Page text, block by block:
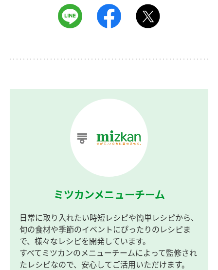
ミツカンメニューチーム
日常に取り入れたい時短レシピや簡単レシピから、
旬の食材や季節のイベントにぴったりのレシピま
で、様々なレシピを開発しています。
すべてミツカンのメニューチームによって監修され
たレシピなので、安心してご活用いただけます。